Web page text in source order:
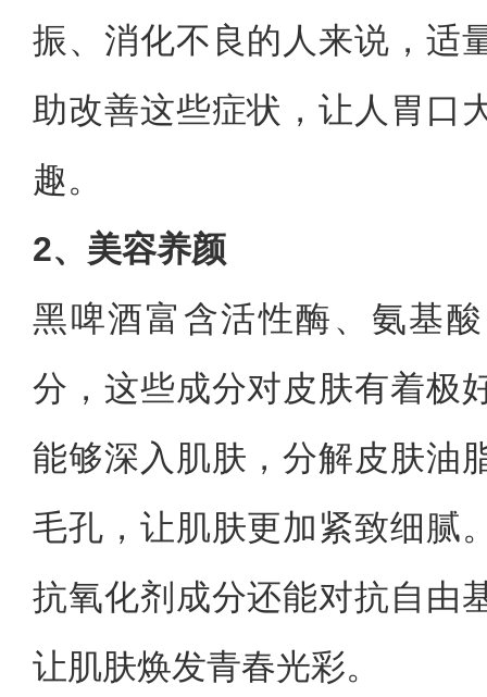
振、消化不良的人来说，适
助改善这些症状，让人胃口
趣。
2、美容养颜
黑啤酒富含活性酶、氨基
分，这些成分对皮肤有着极
能够深入肌肤，分解皮肤油
毛孔，让肌肤更加紧致细腻
抗氧化剂成分还能对抗自由
让肌肤焕发青春光彩。